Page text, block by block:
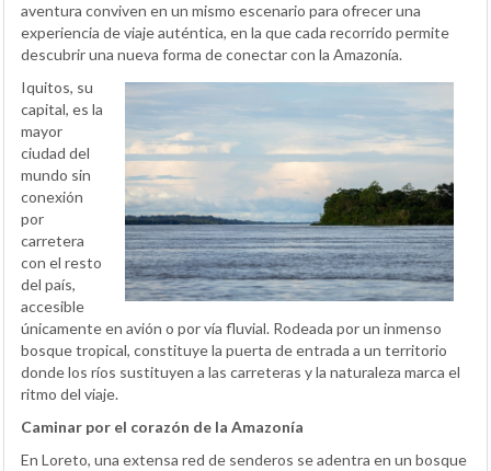
aventura conviven en un mismo escenario para ofrecer una
experiencia de viaje auténtica, en la que cada recorrido permite
descubrir una nueva forma de conectar con la Amazonía.
Iquitos, su
capital, es la
mayor
ciudad del
mundo sin
conexión
por
carretera
con el resto
del país,
accesible
únicamente en avión o por vía fluvial. Rodeada por un inmenso
bosque tropical, constituye la puerta de entrada a un territorio
donde los ríos sustituyen a las carreteras y la naturaleza marca el
ritmo del viaje.
Caminar por el corazón de la Amazonía
En Loreto, una extensa red de senderos se adentra en un bosque